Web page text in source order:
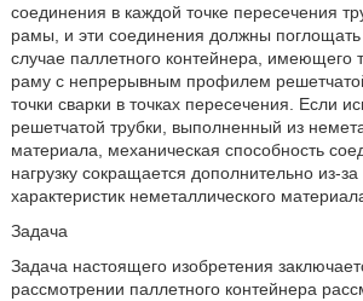
соединения в каждой точке пересечения
рамы, и эти соединения должны поглощать
случае паллетного контейнера, имеющего
раму с непрерывным профилем
точки сварки в точках пересечения. Если
решетчатой трубки, выполненный из
материала, механическая способность
нагрузку сокращается дополнительно из-
характеристик неметаллического
Задача
Задача настоящего изобретения
рассмотрении паллетного контейнера